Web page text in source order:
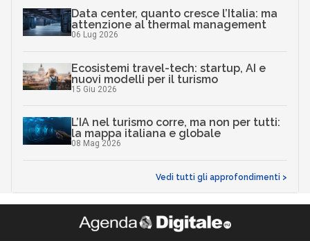
Data center, quanto cresce l’Italia: ma
attenzione al thermal management
06 Lug 2026
Ecosistemi travel-tech: startup, AI e
nuovi modelli per il turismo
15 Giu 2026
L’IA nel turismo corre, ma non per tutti:
la mappa italiana e globale
08 Mag 2026
Vedi tutti gli approfondimenti >